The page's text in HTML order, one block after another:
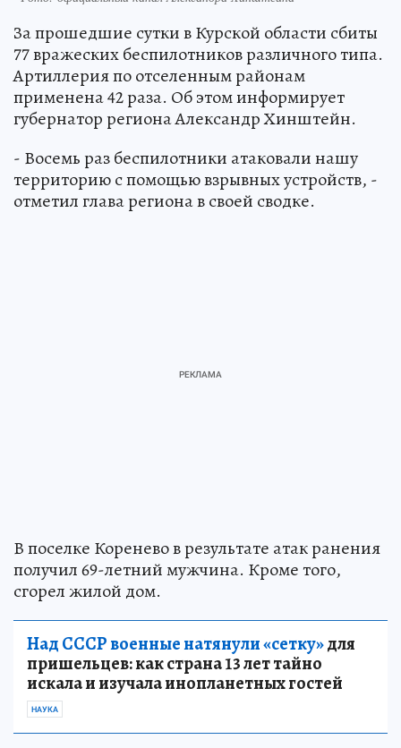
За прошедшие сутки в Курской области сбиты
77 вражеских беспилотников различного типа.
Артиллерия по отселенным районам
применена 42 раза. Об этом информирует
губернатор региона Александр Хинштейн.
- Восемь раз беспилотники атаковали нашу
территорию с помощью взрывных устройств, -
отметил глава региона в своей сводке.
В поселке Коренево в результате атак ранения
получил 69-летний мужчина. Кроме того,
сгорел жилой дом.
Над СССР военные натянули «сетку»для
пришельцев: как страна 13 лет тайно
искала и изучала инопланетных гостей
НАУКА